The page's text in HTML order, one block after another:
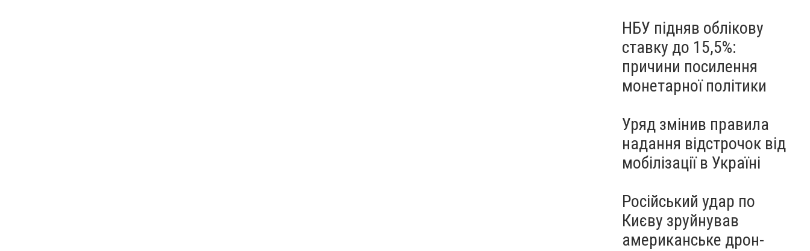
НБУ підняв облікову
ставку до 15,5%:
причини посилення
монетарної політики
Уряд змінив правила
надання відстрочок від
мобілізації в Україні
Російський удар по
Києву зруйнував
американське дрон-